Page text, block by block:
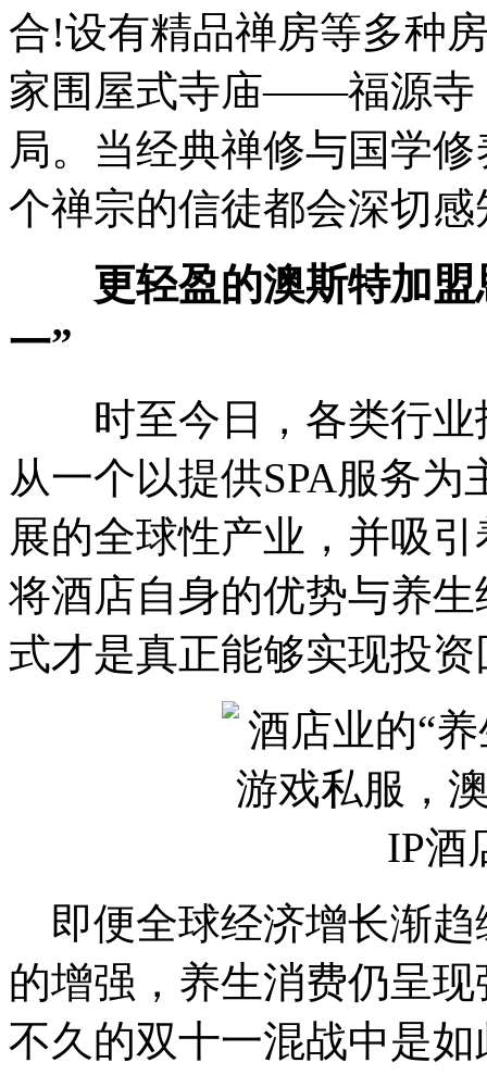
合!设有精品禅房等多种
家围屋式寺庙——福源寺
局。当经典禅修与国学
个禅宗的信徒都会深切
更轻盈的澳斯特加
一”
时至今日，各类行业
从一个以提供SPA服务
展的全球性产业，并吸
将酒店自身的优势与养
式才是真正能够实现投
即便全球经济增长渐趋
的增强，养生消费仍呈
不久的双十一混战中是